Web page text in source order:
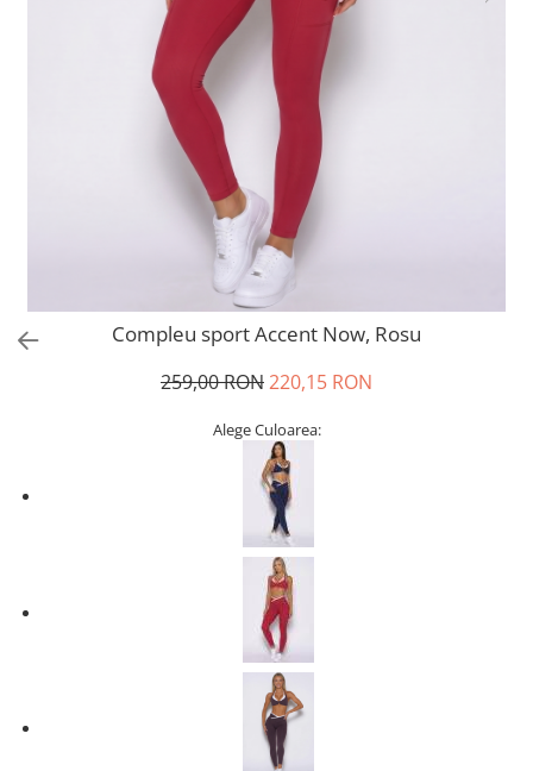
Compleu sport Accent Now, Rosu
259,00 RON220,15 RON
Alege Culoarea: